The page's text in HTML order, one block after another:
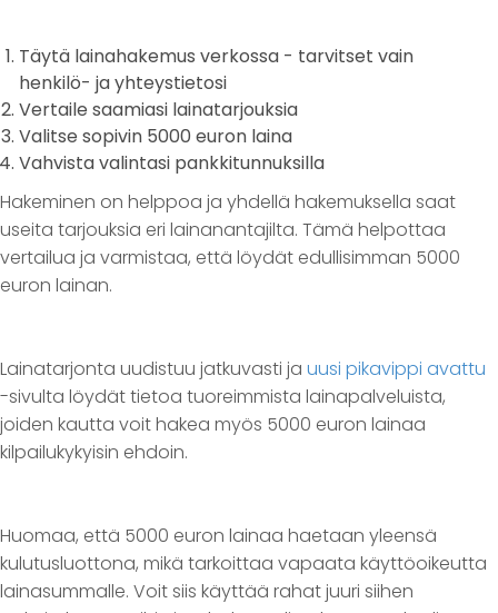
Täytä lainahakemus verkossa - tarvitset vain
henkilö- ja yhteystietosi
Vertaile saamiasi lainatarjouksia
Valitse sopivin 5000 euron laina
Vahvista valintasi pankkitunnuksilla
Hakeminen on helppoa ja yhdellä hakemuksella saat
useita tarjouksia eri lainanantajilta. Tämä helpottaa
vertailua ja varmistaa, että löydät edullisimman 5000
euron lainan.
Lainatarjonta uudistuu jatkuvasti ja uusi pikavippi avattu
-sivulta löydät tietoa tuoreimmista lainapalveluista,
joiden kautta voit hakea myös 5000 euron lainaa
kilpailukykyisin ehdoin.
Huomaa, että 5000 euron lainaa haetaan yleensä
kulutusluottona, mikä tarkoittaa vapaata käyttöoikeutta
lainasummalle. Voit siis käyttää rahat juuri siihen